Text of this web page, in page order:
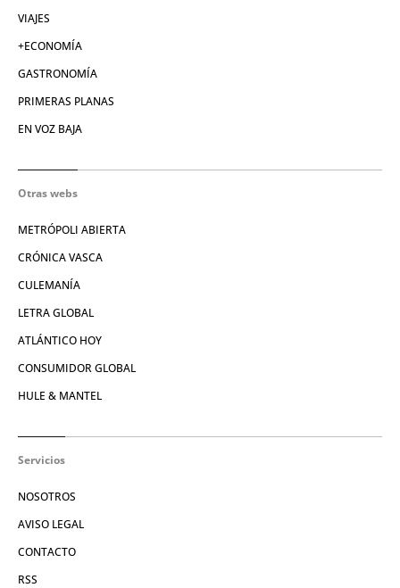
VIAJES
+ECONOMÍA
GASTRONOMÍA
PRIMERAS PLANAS
EN VOZ BAJA
Otras webs
METRÓPOLI ABIERTA
CRÓNICA VASCA
CULEMANÍA
LETRA GLOBAL
ATLÁNTICO HOY
CONSUMIDOR GLOBAL
HULE & MANTEL
Servicios
NOSOTROS
AVISO LEGAL
CONTACTO
RSS